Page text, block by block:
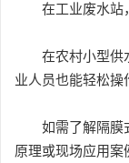
在工业废水站，
在农村小型供水
业人员也能轻松操
如需了解隔膜式
原理或现场应用案